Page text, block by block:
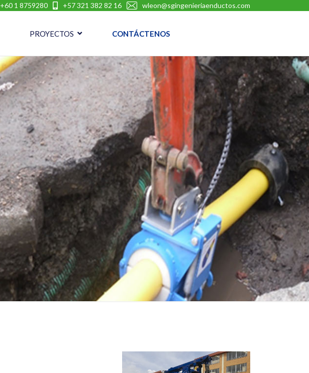
+60 1 8759280 +57 321 382 82 16 wleon@sgingenieriaenductos.com
PROYECTOS CONTÁCTENOS